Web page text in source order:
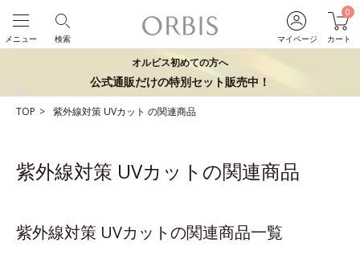
マイページ
0
カート
検索
メニュー
オルビス初めての方へ
公式通販だけの特別セット販売中！
TOP 紫外線対策 UVカット の関連商品
紫外線対策 UVカットの関連商品
紫外線対策 UVカットの関連商品一覧